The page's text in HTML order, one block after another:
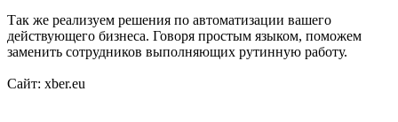
Так же реализуем решения по автоматизации вашего
действующего бизнеса. Говоря простым языком, поможем
заменить сотрудников выполняющих рутинную работу.
Сайт: xber.eu